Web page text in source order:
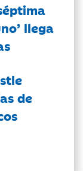
llega
de